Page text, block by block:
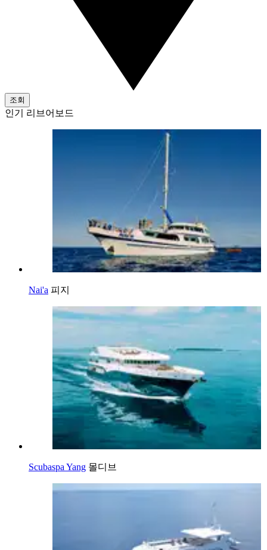
조회
인기 리브어보드
Nai'a 피지
Scubaspa Yang 몰디브